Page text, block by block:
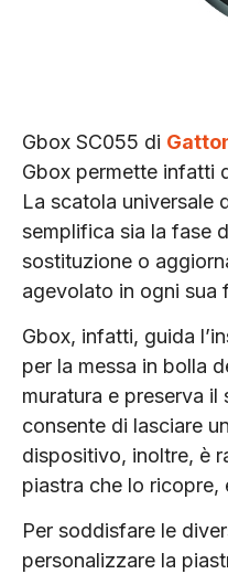
Gbox SC055 di
Gbox permette infatti
La scatola universale
semplifica sia la fase
sostituzione o
agevolato in ogni sua
Gbox, infatti, guida
per la messa in bolla
muratura e preserva
consente di lasciare
dispositivo, inoltre, è
piastra che lo ricopre,
Per soddisfare le
personalizzare la